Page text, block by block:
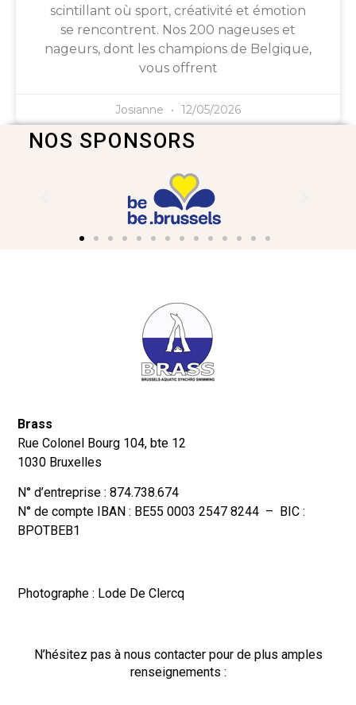
scintillant où sport, créativité et émotion
se rencontrent. Nos 200 nageuses et
nageurs, dont les champions de Belgique,
vous offrent
Josianne 12/05/2026
NOS SPONSORS
Brass
Rue Colonel Bourg 104, bte 12
1030 Bruxelles
N° d’entreprise : 874.738.674
N° de compte IBAN : BE55 0003 2547 8244 – BIC :
BPOTBEB1
Photographe : Lode De Clercq
N’hésitez pas à nous contacter pour de plus amples
renseignements :